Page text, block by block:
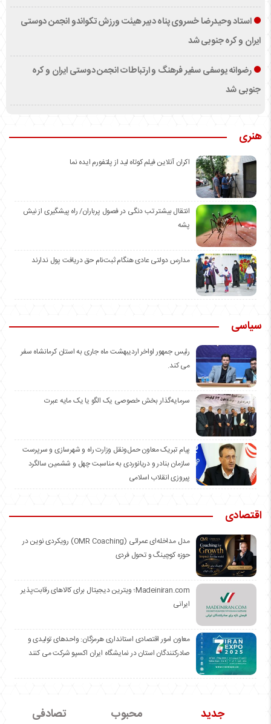
استاد وحیدرضا خسروی پناه دبیر هیئت ورزش تکواندو انجمن دوستی
ایران و کره جنوبی شد
رضوانه یوسفی سفیر فرهنگ و ارتباطات انجمن دوستی ایران و کره
جنوبی شد
هنری
اکران آنلاین فیلم کوتاه لید از پلتفورم ایده نما
انتقال بیشتر تب دنگی در فصول پرباران/ راه پیشگیری از نیش
پشه
مدارس دولتی عادی هنگام ثبت‌نام حق دریافت پول ندارند
سیاسی
رئیس جمهور اواخر اردیبهشت ماه جاری به استان کرمانشاه سفر
می کند.
سرمایه‌گذار بخش خصوصی یک الگو یا یک مایه عبرت
️پیام تبریک معاون حمل‌ونقل وزارت راه و شهرسازی و سرپرست
سازمان بنادر و دریانوردی به مناسبت چهل و ششمین سالگرد
پیروزی انقلاب اسلامی
اقتصادی
مدل مداخله‌ای عمرائی (OMR Coaching) رویکردی نوین در
حوزه کوچینگ و تحول فردی
Madeiniran.com؛ ویترین دیجیتال برای کالاهای رقابت‌پذیر
ایرانی
معاون امور اقتصادی استانداری هرمزگان: واحدهای تولیدی و
صادرکنندگان استان در نمایشگاه ایران اکسپو شرکت می کنند
جدید محبوب تصادفی